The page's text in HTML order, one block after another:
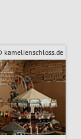
kamelienschloss.de